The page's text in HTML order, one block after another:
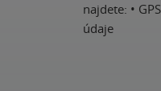
najdete: •
údaje